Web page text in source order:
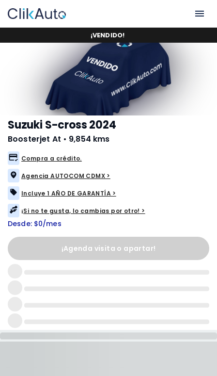
¡VENDIDO!
Suzuki S-cross 2024
Boosterjet At • 9,854 kms
Compra a crédito.
Agencia AUTOCOM CDMX >
Incluye 1 AÑO DE GARANTÍA >
¡Si no te gusta, lo cambias por otro! >
Desde: $0/mes
¡Agenda visita o apartar!